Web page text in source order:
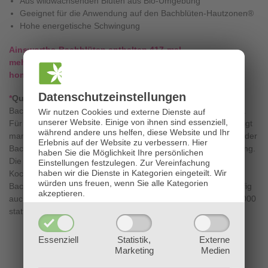
Datenschutz­einstellungen
Wir nutzen Cookies und externe Dienste auf
unserer Website. Einige von ihnen sind essenziell,
während andere uns helfen, diese Website und Ihr
Erlebnis auf der Website zu verbessern. Hier
haben Sie die Möglichkeit Ihre persönlichen
Einstellungen festzulegen. Zur Vereinfachung
haben wir die Dienste in Kategorien eingeteilt. Wir
würden uns freuen, wenn Sie alle Kategorien
akzeptieren.
Essenziell
Statistik,
Marketing
Externe
Medien
Geeignet für die Anwendung auf den Bachblüten-Hautzonen®
Hohe energetische Schwingung
Ainsworths-Bachblüten enthalten 417-mal
mehr
Blütenessenz als jene, die durch eine 5-fache
homöopathische Verdünnung hergestellt werden.
*Qualitätshinweis:
Bach-Blütenessenzen sind KEINE homöopathischen Heilmittel.
Für die Herstellung einer kraftvollen Bach-Blütenessenz benötigt
man vollreife Blüten der jeweils richtigen botanischen Gattung der
Bachblüten-Pflanze – gesammelt in einer natürlichen Umgebung.
Die Blüteninformationen werden mittels Sonnen- oder
Kochmethode in Quellwasser gespeichert. Da Blüten vieler
Bachblüten-Pflanzen rar sind, stellen Hersteller Essenzen häufig
auch homöopathisch mit der Potenz 5X her (Verhältnis 1:100.000
statt 1:240).